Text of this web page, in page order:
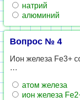
натрий
алюминий
Вопрос № 4
Ион железа Fe3+
…
атом железа
ион железа